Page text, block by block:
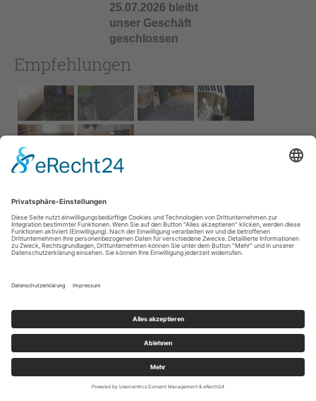
25.07.2026 bleibt
unser Geschäft
geschlossen
Empfehlungen
Impressum
AGB
Service
Cookie-Einstellungen Home Kontakt
© 2026 Naturstein Vonderhecken